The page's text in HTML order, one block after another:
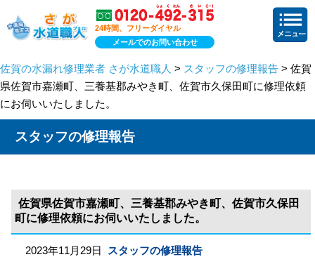
24時間、フリーダイヤル
メールでのお問い合わせ
佐賀の水漏れ修理業者 さが水道職人 > スタッフの修理報告 > 佐賀
県佐賀市嘉瀬町、三養基郡みやき町、佐賀市久保田町に修理依頼
にお伺いいたしました。
スタッフの修理報告
佐賀県佐賀市嘉瀬町、三養基郡みやき町、佐賀市久保田
町に修理依頼にお伺いいたしました。
2023年11月29日 スタッフの修理報告